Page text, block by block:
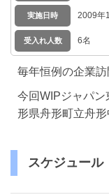
実施日時 2009年
受入れ人数 6名
毎年恒例の企業訪
今回WIPジャパ
形県舟形町立舟形
スケジュール